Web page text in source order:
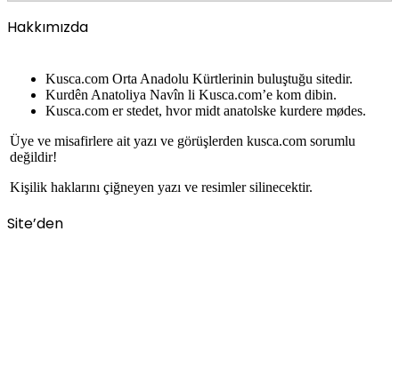
Hakkımızda
Kusca.com Orta Anadolu Kürtlerinin buluştuğu sitedir.
Kurdên Anatoliya Navîn li Kusca.com’e kom dibin.
Kusca.com er stedet, hvor midt anatolske kurdere mødes.
Üye ve misafirlere ait yazı ve görüşlerden kusca.com sorumlu
değildir!
Kişilik haklarını çiğneyen yazı ve resimler silinecektir.
Site’den